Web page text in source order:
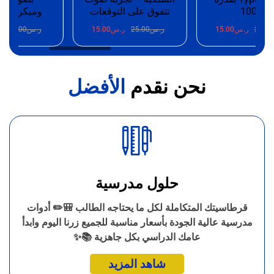
100W
ر.س15.00
تتفوق على التوقعات
ر.س25.00 ر.س15.00 ر.س25.00
نحن نقدم الأفضل
حلول مدرسية
قرطاسيتك المتكاملة لكل ما يحتاجه الطالب 🎒✏️ أدوات
مدرسية عالية الجودة بأسعار مناسبة للجميع زرنا اليوم وابدأ
عامك الدراسي بكل جاهزية 📚✨
شاهد المزيد